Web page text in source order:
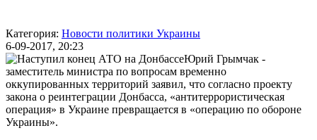
Категория: Новости политики Украины
6-09-2017, 20:23
Юрий Грымчак -
заместитель министра по вопросам временно
оккупированных территорий заявил, что согласно проекту
закона о реинтеграции Донбасса, «антитеррористическая
операция» в Украине превращается в «операцию по обороне
Украины».